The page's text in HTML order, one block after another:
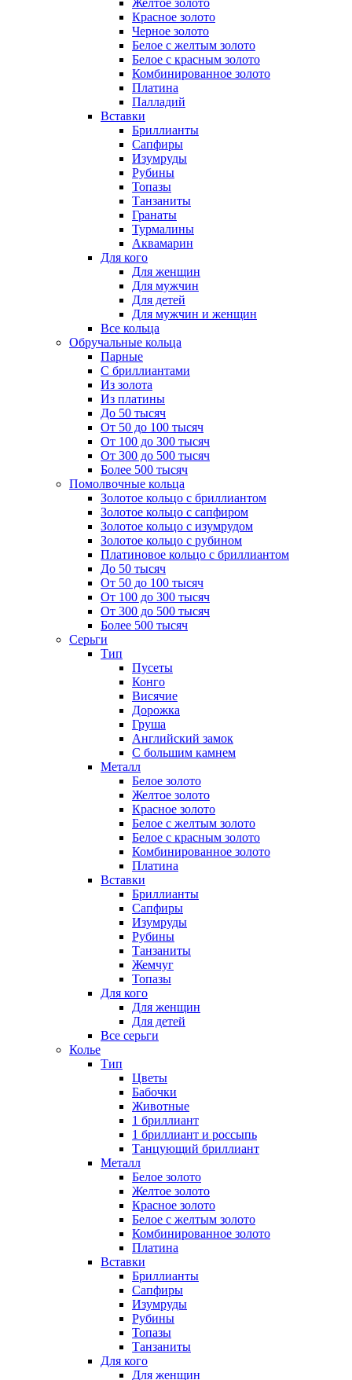
Желтое золото
Красное золото
Черное золото
Белое с желтым золото
Белое с красным золото
Комбинированное золото
Платина
Палладий
Вставки
Бриллианты
Сапфиры
Изумруды
Рубины
Топазы
Танзаниты
Гранаты
Турмалины
Аквамарин
Для кого
Для женщин
Для мужчин
Для детей
Для мужчин и женщин
Все кольца
Обручальные кольца
Парные
С бриллиантами
Из золота
Из платины
До 50 тысяч
От 50 до 100 тысяч
От 100 до 300 тысяч
От 300 до 500 тысяч
Более 500 тысяч
Помолвочные кольца
Золотое кольцо с бриллиантом
Золотое кольцо с сапфиром
Золотое кольцо с изумрудом
Золотое кольцо с рубином
Платиновое кольцо с бриллиантом
До 50 тысяч
От 50 до 100 тысяч
От 100 до 300 тысяч
От 300 до 500 тысяч
Более 500 тысяч
Серьги
Тип
Пусеты
Конго
Висячие
Дорожка
Груша
Английский замок
С большим камнем
Металл
Белое золото
Желтое золото
Красное золото
Белое с желтым золото
Белое с красным золото
Комбинированное золото
Платина
Вставки
Бриллианты
Сапфиры
Изумруды
Рубины
Танзаниты
Жемчуг
Топазы
Для кого
Для женщин
Для детей
Все серьги
Колье
Тип
Цветы
Бабочки
Животные
1 бриллиант
1 бриллиант и россыпь
Танцующий бриллиант
Металл
Белое золото
Желтое золото
Красное золото
Белое с желтым золото
Комбинированное золото
Платина
Вставки
Бриллианты
Сапфиры
Изумруды
Рубины
Топазы
Танзаниты
Для кого
Для женщин